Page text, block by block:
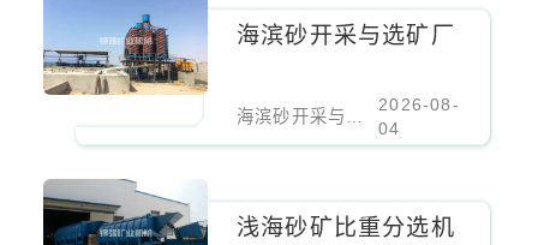
海滨砂开采与选矿厂
2026-08-
04
浅海砂矿比重分选机